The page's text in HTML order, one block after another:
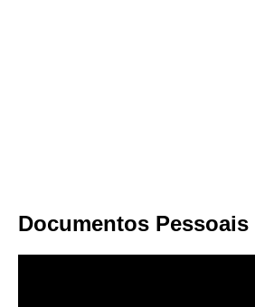
Documentos Pessoais